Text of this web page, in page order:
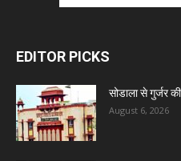
EDITOR PICKS
सोडाला से गुर्जर
August 6, 2026